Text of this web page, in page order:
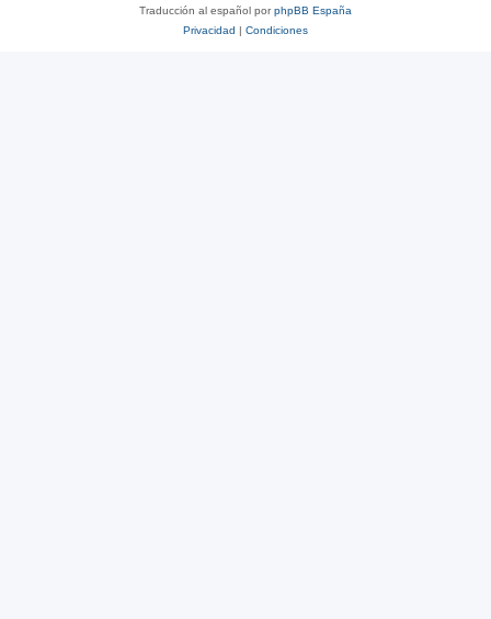
Traducción al español porphpBB España
Privacidad | Condiciones